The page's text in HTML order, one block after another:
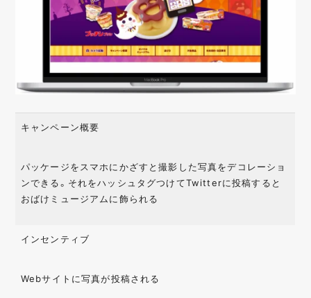
キャンペーン概要
パッケージをスマホにかざすと撮影した写真をデコレーショ
ンできる。それをハッシュタグつけてTwitterに投稿すると
おばけミュージアムに飾られる
インセンティブ
Webサイトに写真が投稿される